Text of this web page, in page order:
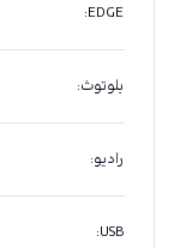
EDGE
:
بلوتوث:
رادیو:
USB
: